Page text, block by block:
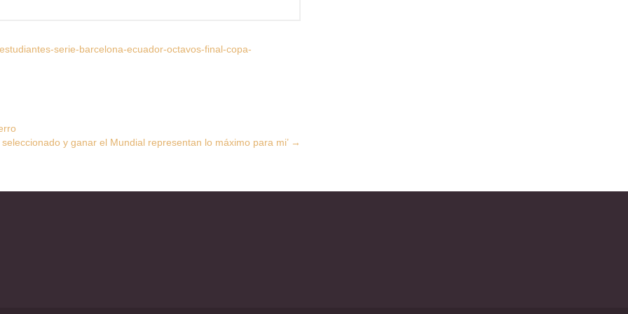
serie-barcelona-ecuador-octavos-final-copa-
seleccionado y ganar el Mundial representan lo máximo para mi’ →